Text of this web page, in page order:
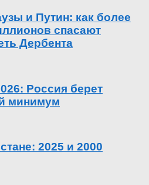
и Путин: как более
спасают
Дербента
Россия берет
минимум
2025 и 2000